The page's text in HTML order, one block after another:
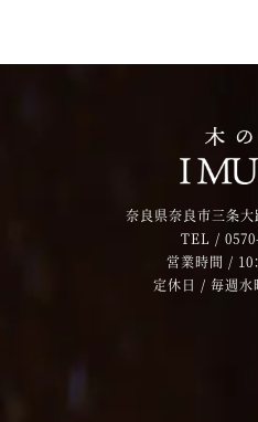
奈良県奈良市三条
TEL /
営業時間 / 10
定休日 / 毎週水